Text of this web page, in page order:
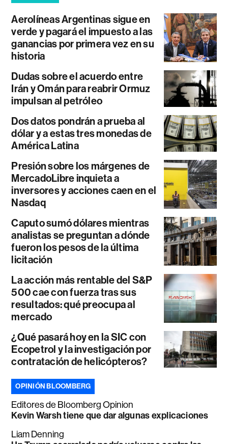
Aerolíneas Argentinas sigue en
verde y pagará el impuesto a las
ganancias por primera vez en su
historia
Dudas sobre el acuerdo entre
Irán y Omán para reabrir Ormuz
impulsan al petróleo
Dos datos pondrán a prueba al
dólar y a estas tres monedas de
América Latina
Presión sobre los márgenes de
MercadoLibre inquieta a
inversores y acciones caen en el
Nasdaq
Caputo sumó dólares mientras
analistas se preguntan a dónde
fueron los pesos de la última
licitación
La acción más rentable del S&P
500 cae con fuerza tras sus
resultados: qué preocupa al
mercado
¿Qué pasará hoy en la SIC con
Ecopetrol y la investigación por
contratación de helicópteros?
OPINIÓN BLOOMBERG
Editores de Bloomberg Opinion
Kevin Warsh tiene que dar algunas explicaciones
Liam Denning